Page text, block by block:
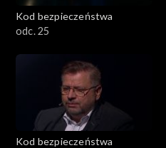
Kod bezpieczeństwa
odc. 25
Kod bezpieczeństwa